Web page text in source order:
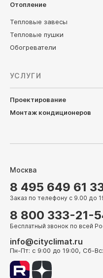
Отопление
Тепловые завесы
Тепловые пушки
Обогреватели
УСЛУГИ
Проектирование
Монтаж кондиционеров
Москва
8 495 649 61
Заказ по телефону с 9.00 до
8 800 333-21-
Бесплатный звонок по всей
info@cityclimat.ru
Пн-Пт: с 9:00 до 19:00, Сб-